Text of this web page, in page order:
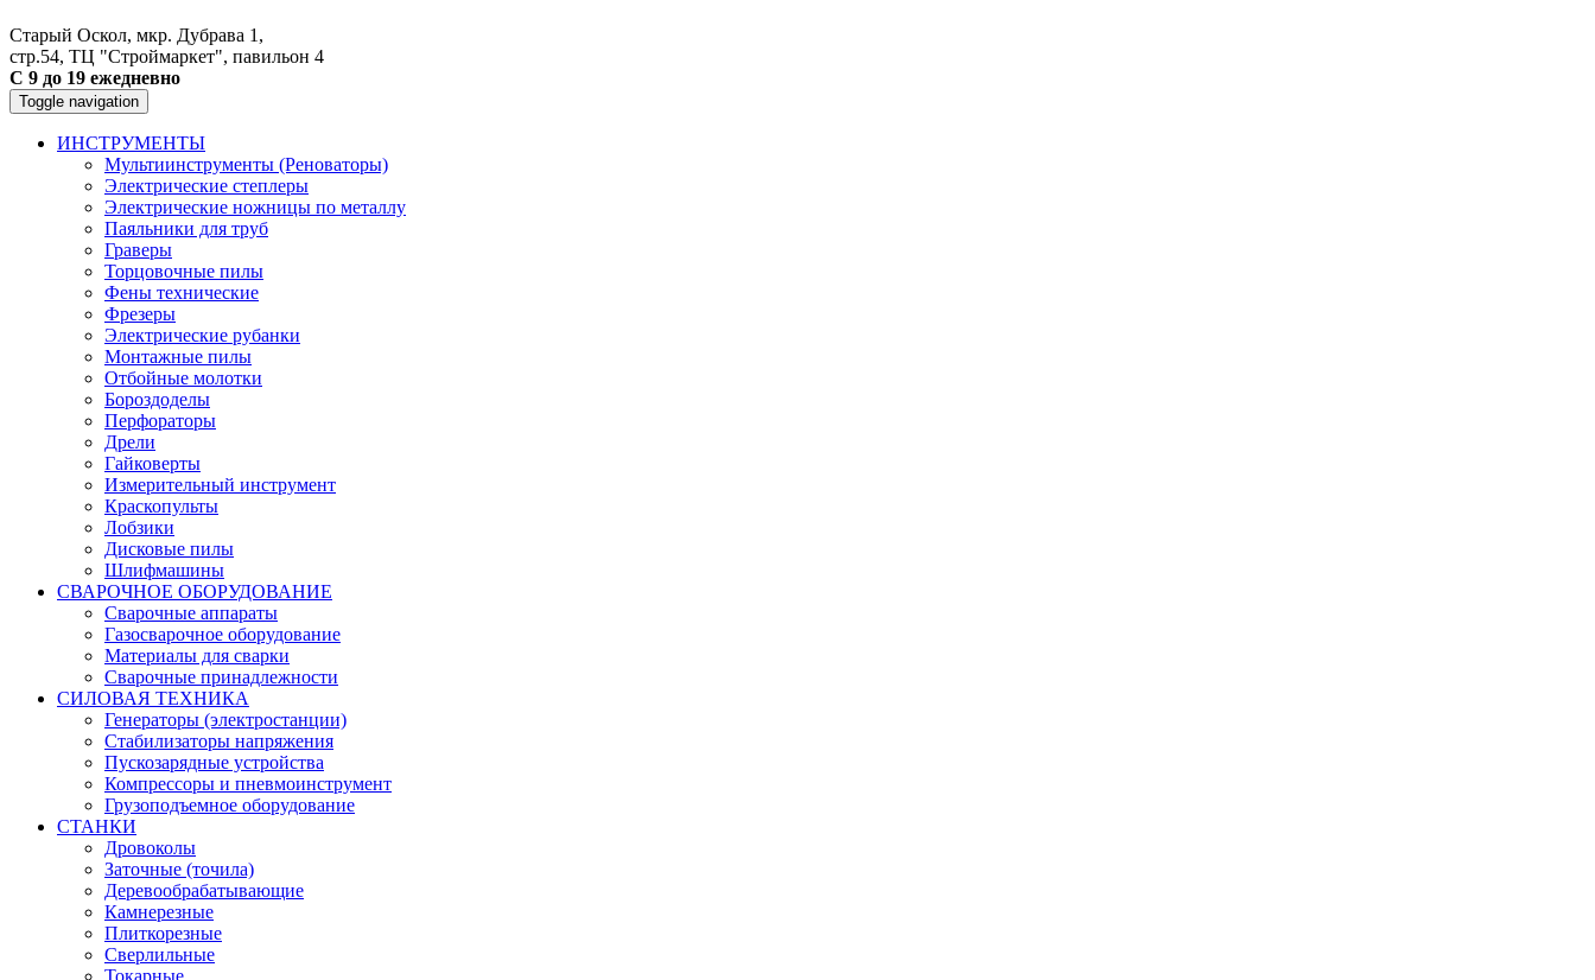
Старый Оскол, мкр. Дубрава 1,
стр.54, ТЦ "Строймаркет", павильон 4
С 9 до 19 ежедневно
Toggle navigation
ИНСТРУМЕНТЫ
Мультиинструменты (Реноваторы)
Электрические степлеры
Электрические ножницы по металлу
Паяльники для труб
Граверы
Торцовочные пилы
Фены технические
Фрезеры
Электрические рубанки
Монтажные пилы
Отбойные молотки
Бороздоделы
Перфораторы
Дрели
Гайковерты
Измерительный инструмент
Краскопульты
Лобзики
Дисковые пилы
Шлифмашины
СВАРОЧНОЕ ОБОРУДОВАНИЕ
Сварочные аппараты
Газосварочное оборудование
Материалы для сварки
Сварочные принадлежности
СИЛОВАЯ ТЕХНИКА
Генераторы (электростанции)
Стабилизаторы напряжения
Пускозарядные устройства
Компрессоры и пневмоинструмент
Грузоподъемное оборудование
СТАНКИ
Дровоколы
Заточные (точила)
Деревообрабатывающие
Камнерезные
Плиткорезные
Сверлильные
Токарные